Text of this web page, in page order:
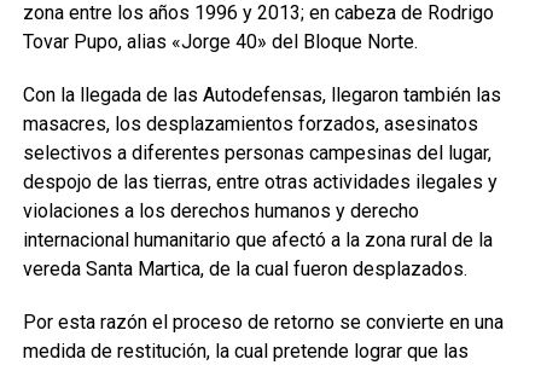
zona entre los años 1996 y 2013; en cabeza de Rodrigo
Tovar Pupo, alias «Jorge 40» del Bloque Norte.
Con la llegada de las Autodefensas, llegaron también las
masacres, los desplazamientos forzados, asesinatos
selectivos a diferentes personas campesinas del lugar,
despojo de las tierras, entre otras actividades ilegales y
violaciones a los derechos humanos y derecho
internacional humanitario que afectó a la zona rural de la
vereda Santa Martica, de la cual fueron desplazados.
Por esta razón el proceso de retorno se convierte en una
medida de restitución, la cual pretende lograr que las